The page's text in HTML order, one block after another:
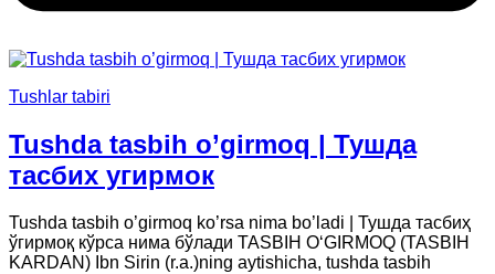
Tushlar tabiri
Tushda tasbih o’girmoq | Тушда
тасбих угирмок
Tushda tasbih o’girmoq ko’rsa nima bo’ladi | Тушда тасбиҳ
ўгирмоқ кўрса нима бўлади TASBIH O‘GIRMOQ (TASBIH
KARDAN) Ibn Sirin (r.a.)ning aytishicha, tushda tasbih